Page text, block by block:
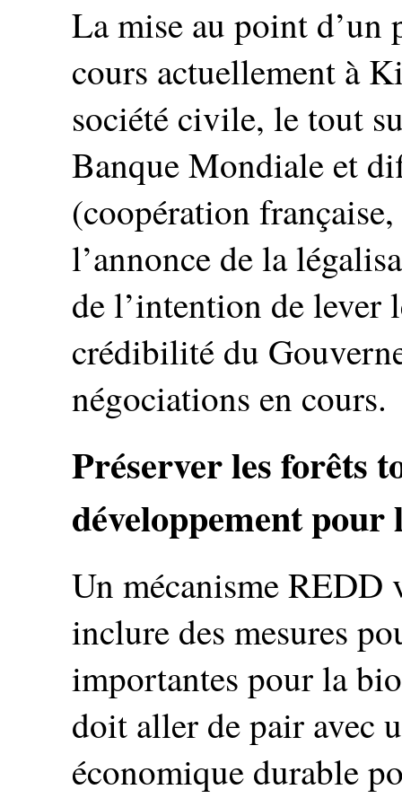
La mise au point d’un
cours actuellement à
société civile, le tout
Banque Mondiale et
(coopération
l’annonce de la
de l’intention de lever
crédibilité du
négociations en cours.
Préserver les forêts
développement pour
Un mécanisme
inclure des mesures
importantes pour la
doit aller de pair avec
économique durable